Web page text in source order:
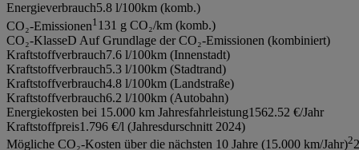
Energieverbrauch5.8 l/100km (komb.)
CO₂-Emissionen1 131 g CO₂/km (komb.)
CO₂-KlasseD Auf Grundlage der CO₂-Emissionen (kombiniert)
Kraftstoffverbrauch7.6 l/100km (Innenstadt)
Kraftstoffverbrauch5.3 l/100km (Stadtrand)
Kraftstoffverbrauch4.8 l/100km (Landstraße)
Kraftstoffverbrauch6.2 l/100km (Autobahn)
Energiekosten bei 15.000 km Jahresfahrleistung1562.52 €/Jahr
Kraftstoffpreis1.796 €/l (Jahresdurschnitt 2024)
Mögliche CO₂-Kosten über die nächsten 10 Jahre (15.000 km/Jahr)2